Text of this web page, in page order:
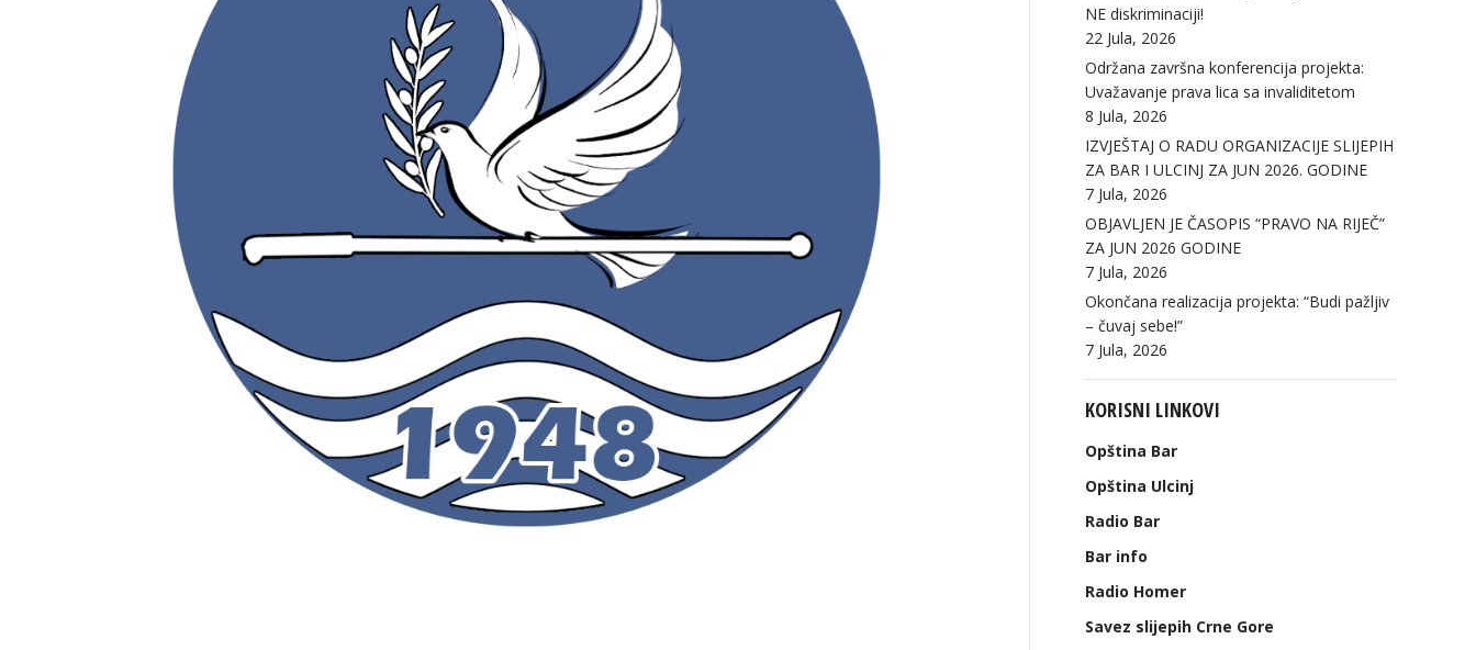
NE diskriminaciji!
22 Jula, 2026
Održana završna konferencija projekta:
Uvažavanje prava lica sa invaliditetom
8 Jula, 2026
IZVJEŠTAJ O RADU ORGANIZACIJE SLIJEPIH
ZA BAR I ULCINJ ZA JUN 2026. GODINE
7 Jula, 2026
OBJAVLJEN JE ČASOPIS “PRAVO NA RIJEČ”
ZA JUN 2026 GODINE
7 Jula, 2026
Okončana realizacija projekta: “Budi pažljiv
– čuvaj sebe!”
7 Jula, 2026
KORISNI LINKOVI
Opština Bar
Opština Ulcinj
Radio Bar
Bar info
Radio Homer
Savez slijepih Crne Gore